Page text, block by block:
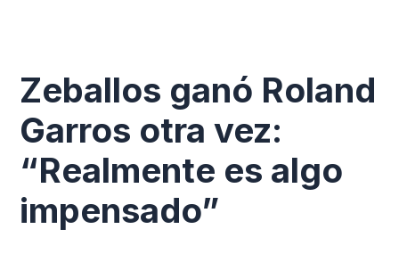
Zeballos ganó Roland
Garros otra vez:
“Realmente es algo
impensado”